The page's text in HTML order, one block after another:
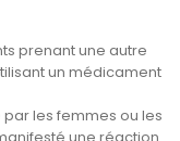
prenant une autre
un médicament
les femmes ou les